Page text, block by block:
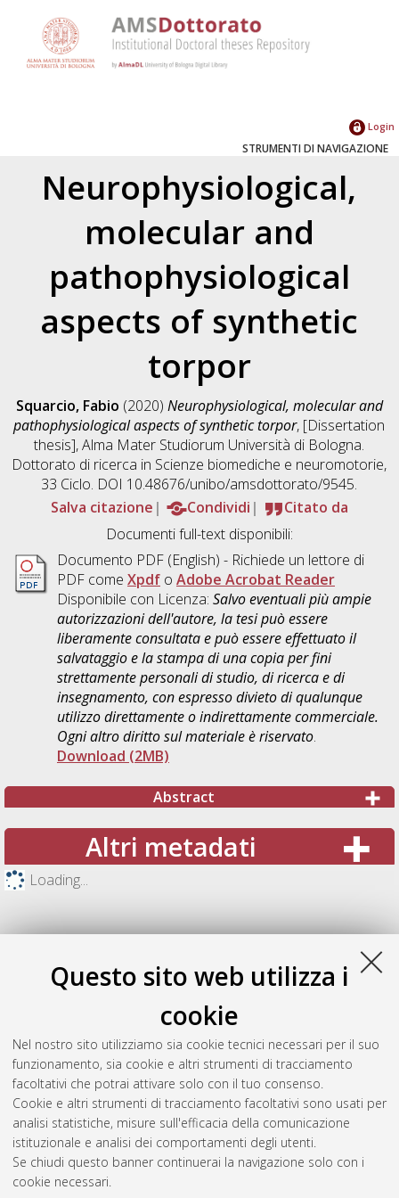
Questo sito web utilizza i
cookie
Nel nostro sito utilizziamo sia cookie tecnici necessari per il suo
funzionamento, sia cookie e altri strumenti di tracciamento
facoltativi che potrai attivare solo con il tuo consenso.
Cookie e altri strumenti di tracciamento facoltativi sono usati per
analisi statistiche, misure sull'efficacia della comunicazione
istituzionale e analisi dei comportamenti degli utenti.
Se chiudi questo banner continuerai la navigazione solo con i
cookie necessari.
Login
STRUMENTI DI NAVIGAZIONE
Neurophysiological,
molecular and
pathophysiological
aspects of synthetic
torpor
Squarcio, Fabio (2020) Neurophysiological, molecular and
pathophysiological aspects of synthetic torpor, [Dissertation
thesis], Alma Mater Studiorum Università di Bologna.
Dottorato di ricerca in Scienze biomediche e neuromotorie,
33 Ciclo. DOI 10.48676/unibo/amsdottorato/9545.
Salva citazione
Condividi
Citato da
Documenti full-text disponibili:
Documento PDF(English) - Richiede un lettore di
PDF come Xpdfo Adobe Acrobat Reader
Disponibile con Licenza: Salvo eventuali più ampie
autorizzazioni dell'autore, la tesi può essere
liberamente consultata e può essere effettuato il
salvataggio e la stampa di una copia per fini
strettamente personali di studio, di ricerca e di
insegnamento, con espresso divieto di qualunque
utilizzo direttamente o indirettamente commerciale.
Ogni altro diritto sul materiale è riservato.
Download (2MB)
Abstract
Altri metadati
Loading...
Gestione del documento:
Atom